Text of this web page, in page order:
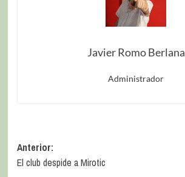
Javier Romo Berlana
Administrador
Anterior:
El club despide a Mirotic